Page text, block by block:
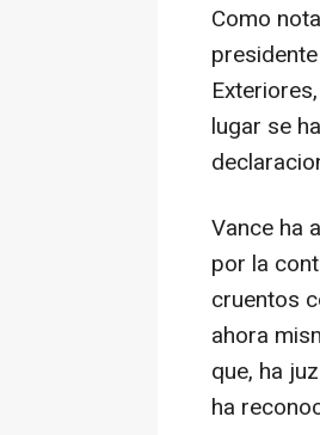
Como
lugar se
Vance ha
por la
cruentos
ahora
que, ha
ha